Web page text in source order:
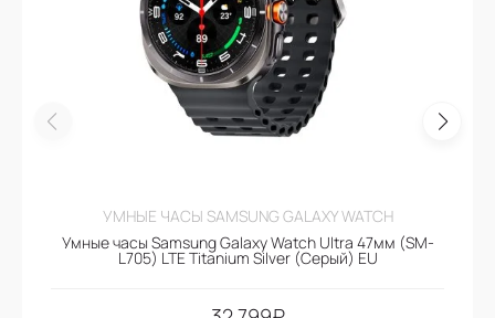
УМНЫЕ ЧАСЫ SAMSUNG GALAXY WATCH
Умные часы Samsung Galaxy Watch Ultra 47мм (SM-
L705) LTE Titanium Silver (Серый) EU